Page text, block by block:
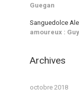
Guegan
Sanguedolce
amoureux :
Archives
octobre 2018